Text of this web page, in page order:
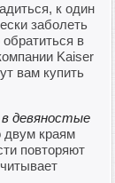
к один
заболеть
в
Kaiser
вам купить
в девяностые
двум краям
повторяют